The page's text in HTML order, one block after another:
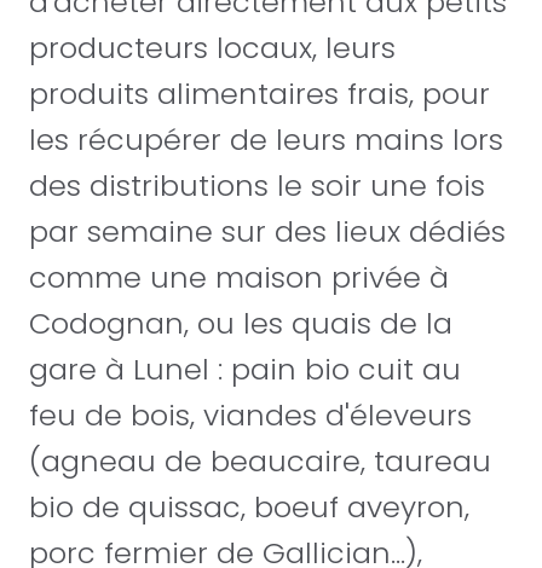
producteurs locaux, leurs
produits alimentaires frais, pour
les récupérer de leurs mains lors
des distributions le soir une fois
par semaine sur des lieux dédiés
comme une maison privée à
Codognan, ou les quais de la
gare à Lunel : pain bio cuit au
feu de bois, viandes d'éleveurs
(agneau de beaucaire, taureau
bio de quissac, boeuf aveyron,
porc fermier de Gallician...),